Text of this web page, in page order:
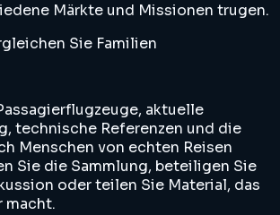
Märkte und Missionen trugen.
Sie Familien
aktuelle
technische Referenzen und die
Menschen von echten Reisen
Sie die Sammlung, beteiligen Sie
oder teilen Sie Material, das
macht.